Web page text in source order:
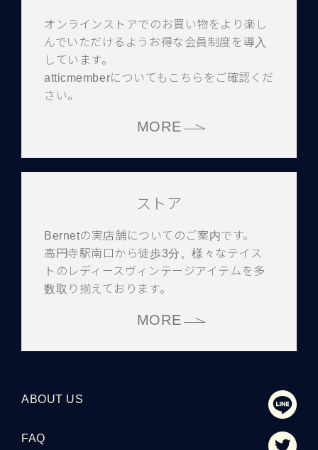
オンラインストアでのお買い物をより楽し
んでいただけるようお得な会員制度を導入
しています。
atticmemberについてもこちらをご確認くだ
さい。
MORE
ストア
Bernetの実店舗についてのご案内です。
高円寺駅南口から徒歩3分。様々なテイス
トのレディースヴィンテージアイテムを多
数取り揃えております。
MORE
ABOUT US
FAQ